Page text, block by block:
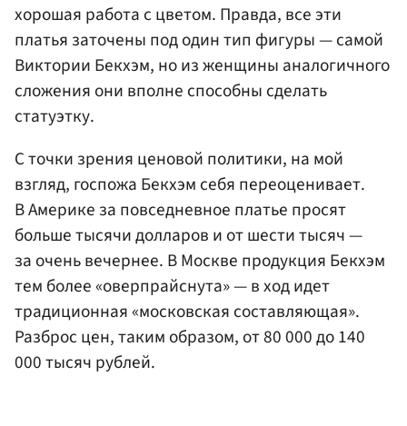
хорошая работа с цветом. Правда, все эти
платья заточены под один тип фигуры — самой
Виктории Бекхэм, но из женщины аналогичного
сложения они вполне способны сделать
статуэтку.
С точки зрения ценовой политики, на мой
взгляд, госпожа Бекхэм себя переоценивает.
В Америке за повседневное платье просят
больше тысячи долларов и от шести тысяч —
за очень вечернее. В Москве продукция Бекхэм
тем более «оверпрайснута» — в ход идет
традиционная «московская составляющая».
Разброс цен, таким образом, от 80 000 до 140
000 тысяч рублей.